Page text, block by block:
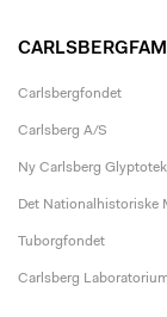
Carlsbergfondet
Carlsberg A/S
Ny Carlsberg Glyptotek
Det Nationalhistoriske
Tuborgfondet
Carlsberg